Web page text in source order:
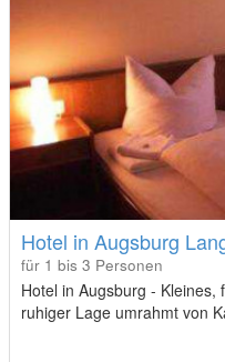
Hotel in Augsburg
für 1 bis 3 Personen
Hotel in Augsburg -
ruhiger Lage umrahmt von